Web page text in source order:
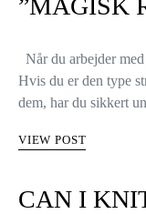
”MAGISK
Når du arbejder
Hvis du er den type
dem, har du sikkert
VIEW POST
CAN I